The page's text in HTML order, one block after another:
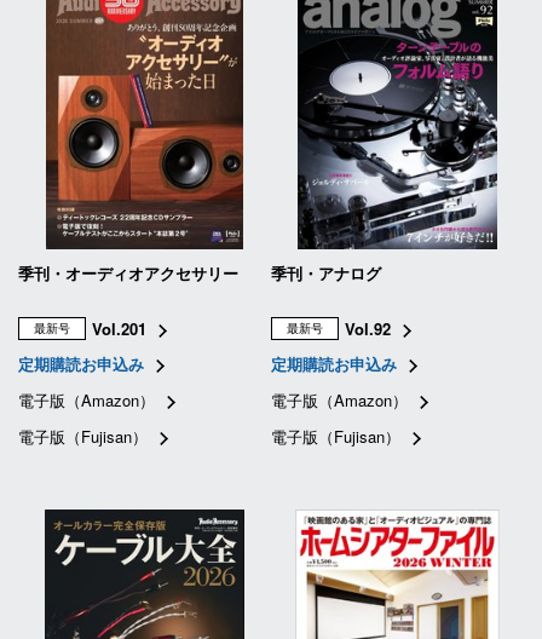
季刊・オーディオアクセサリー
最新号
Vol.201
定期購読お申込み
電子版（Amazon）
電子版（Fujisan）
季刊・アナログ
最新号
Vol.92
定期購読お申込み
電子版（Amazon）
電子版（Fujisan）